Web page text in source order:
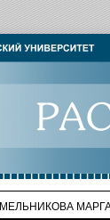
МЕЛЬНИКОВА